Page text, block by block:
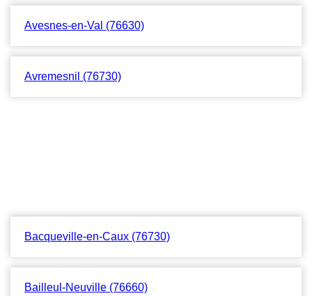
Avesnes-en-Val (76630)
Avremesnil (76730)
Bacqueville-en-Caux (76730)
Bailleul-Neuville (76660)